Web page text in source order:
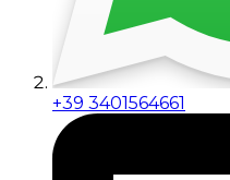
+39 3401564661